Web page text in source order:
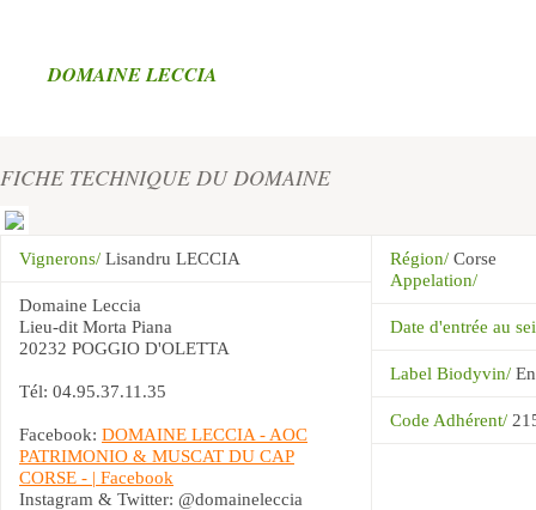
DOMAINE LECCIA
FICHE TECHNIQUE DU DOMAINE
Vignerons/ Lisandru LECCIA
Domaine Leccia
Lieu-dit Morta Piana
20232 POGGIO D'OLETTA
Tél: 04.95.37.11.35
Facebook: DOMAINE LECCIA - AOC
PATRIMONIO & MUSCAT DU CAP
CORSE - | Facebook
Instagram & Twitter: @domaineleccia
Région/ Corse
Appelation/
Date d'entrée au
Label Biodyvin/
Code Adhérent/